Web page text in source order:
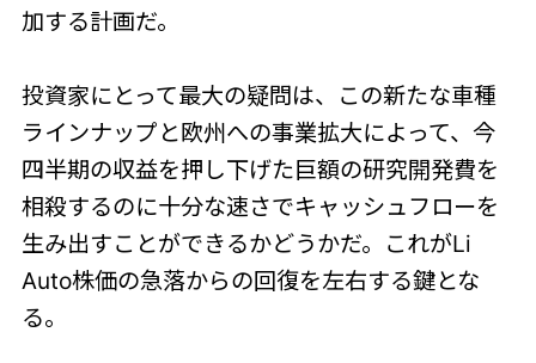
加する計画だ。
投資家にとって最大の疑問は、この新たな車種
ラインナップと欧州への事業拡大によって、今
四半期の収益を押し下げた巨額の研究開発費を
相殺するのに十分な速さでキャッシュフローを
生み出すことができるかどうかだ。これがLi
Auto株価の急落からの回復を左右する鍵とな
る。